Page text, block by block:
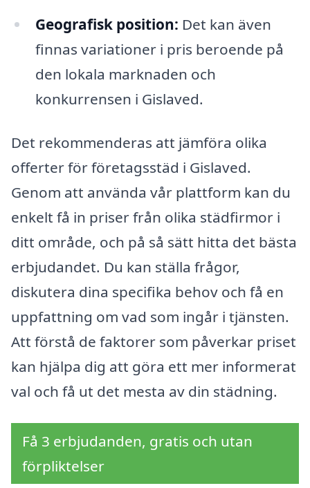
Geografisk position: Det kan även
finnas variationer i pris beroende på
den lokala marknaden och
konkurrensen i Gislaved.
Det rekommenderas att jämföra olika
offerter för företagsstäd i Gislaved.
Genom att använda vår plattform kan du
enkelt få in priser från olika städfirmor i
ditt område, och på så sätt hitta det bästa
erbjudandet. Du kan ställa frågor,
diskutera dina specifika behov och få en
uppfattning om vad som ingår i tjänsten.
Att förstå de faktorer som påverkar priset
kan hjälpa dig att göra ett mer informerat
val och få ut det mesta av din städning.
Få 3 erbjudanden, gratis och utan
förpliktelser